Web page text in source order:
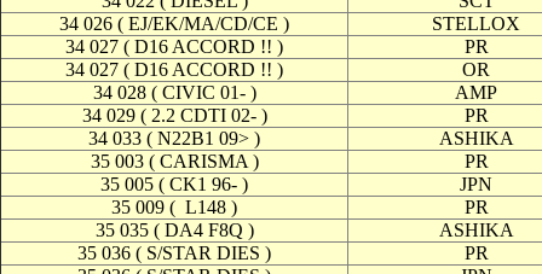
34 026 ( EJ/EK/MA/CD/CE )
STELLOX
34 027 ( D16 ACCORD !! )
PR
34 027 ( D16 ACCORD !! )
OR
34 028 ( CIVIC 01- )
AMP
34 029 ( 2.2 CDTI 02- )
PR
34 033 ( N22B1 09> )
ASHIKA
35 003 ( CARISMA )
PR
35 005 ( CK1 96- )
JPN
35 009 ( L148 )
PR
35 035 ( DA4 F8Q )
ASHIKA
35 036 ( S/STAR DIES )
PR